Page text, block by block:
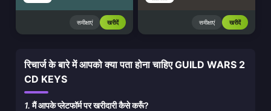
समीक्षाएं खरीदें समीक्षाएं खरीदें
रिचार्ज के बारे में आपको क्या पता होना चाहिए GUILD WARS 2
CD KEYS
1.मैं आपके प्लेटफॉर्म पर खरीदारी कैसे करूँ?